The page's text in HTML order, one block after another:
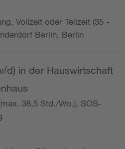
Vollzeit oder Teilzeit (35 -
Berlin, Berlin
d) in der Hauswirtschaft
38,5 Std./Wo.), SOS-